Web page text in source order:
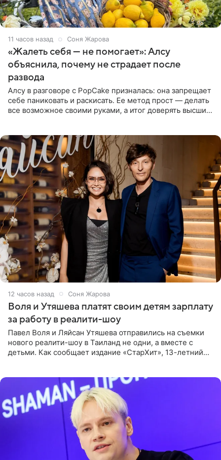
11 часов назад Соня Жарова
«Жалеть себя — не помогает»: Алсу
объяснила, почему не страдает после
развода
Алсу в разговоре с PopCake призналась: она запрещает
себе паниковать и раскисать. Ее метод прост — делать
все возможное своими руками, а итог доверять высшим
12 часов назад Соня Жарова
Воля и Утяшева платят своим детям зарплату
за работу в реалити-шоу
Павел Воля и Ляйсан Утяшева отправились на съемки
нового реалити-шоу в Таиланд не одни, а вместе с
детьми. Как сообщает издание «СтарХит», 13-летний